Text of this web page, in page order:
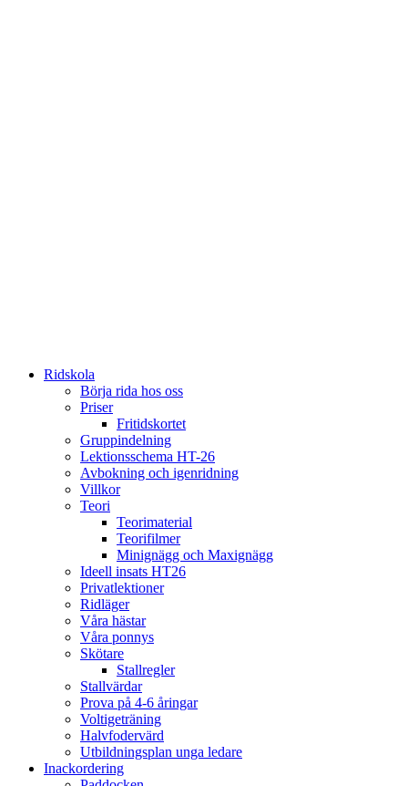
Ridskola
Börja rida hos oss
Priser
Fritidskortet
Gruppindelning
Lektionsschema HT-26
Avbokning och igenridning
Villkor
Teori
Teorimaterial
Teorifilmer
Minignägg och Maxignägg
Ideell insats HT26
Privatlektioner
Ridläger
Våra hästar
Våra ponnys
Skötare
Stallregler
Stallvärdar
Prova på 4-6 åringar
Voltigeträning
Halvfodervärd
Utbildningsplan unga ledare
Inackordering